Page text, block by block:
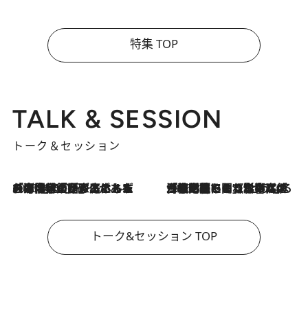
特集 TOP
TALK & SESSION
トーク＆セッション
2026.8.3
「今後値上げがあるとすれば…」「リスクがあるのは今年の冬」エネルギー専門家が語る、ホルムズ海峡封鎖が家庭にもたらす“ある心配” 2026.8.3
「住宅建てられない…」「サーチャージ料の高値が続いている」ホルムズ海峡封鎖による影響はいつまで続く？《エネルギー専門家に聞く“どうなる日本の暮らし”》
トーク&セッション TOP